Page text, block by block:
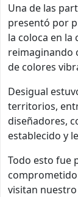
Una de las
presentó por
la coloca en
reimaginando
de colores
Desigual
territorios,
diseñadores,
establecido y
Todo esto fue
visitan nuestro